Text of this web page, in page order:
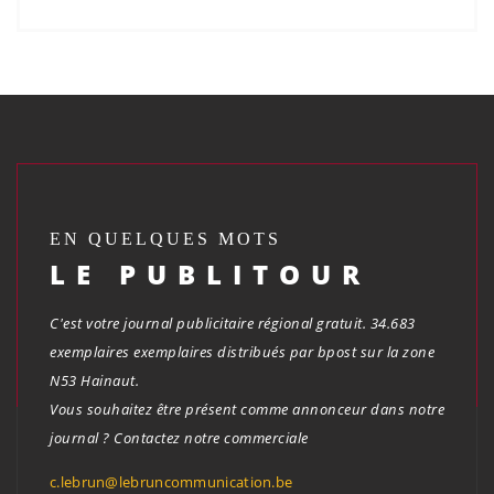
EN QUELQUES MOTS
LE PUBLITOUR
C'est votre journal publicitaire régional gratuit. 34.683
exemplaires exemplaires distribués par bpost sur la zone
N53 Hainaut.
Vous souhaitez être présent comme annonceur dans notre
journal ? Contactez notre commerciale
c.lebrun@lebruncommunication.be